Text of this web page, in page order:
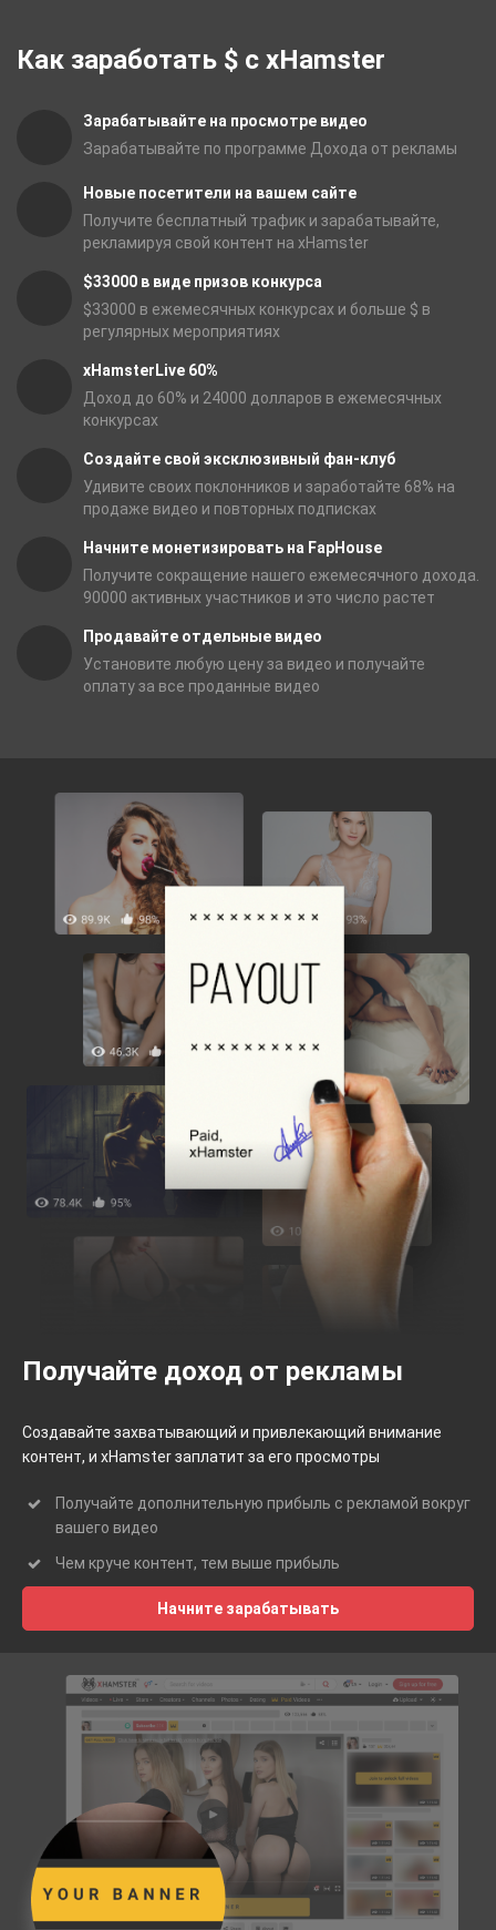
Как заработать $ с xHamster
Зарабатывайте на просмотре видео
Зарабатывайте по программе Дохода от рекламы
Новые посетители на вашем сайте
Получите бесплатный трафик и зарабатывайте,
рекламируя свой контент на xHamster
$33000 в виде призов конкурса
$33000 в ежемесячных конкурсах и больше $ в
регулярных мероприятиях
xHamsterLive 60%
Доход до 60% и 24000 долларов в ежемесячных
конкурсах
Создайте свой эксклюзивный фан-клуб
Удивите своих поклонников и заработайте 68% на
продаже видео и повторных подписках
Начните монетизировать на FapHouse
Получите сокращение нашего ежемесячного дохода.
90000 активных участников и это число растет
Продавайте отдельные видео
Установите любую цену за видео и получайте
оплату за все проданные видео
Получайте доход от рекламы
Создавайте захватывающий и привлекающий внимание
контент, и xHamster заплатит за его просмотры
Получайте дополнительную прибыль с рекламой вокруг
вашего видео
Чем круче контент, тем выше прибыль
Начните зарабатывать